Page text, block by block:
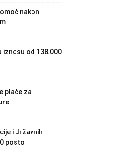
nakon
iznosu od 138.000
plaće za
i državnih
posto